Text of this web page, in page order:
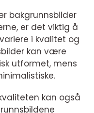
bakgrunnsbilder
er det viktig å
i kvalitet og
kan være
utformet, mens
kan også